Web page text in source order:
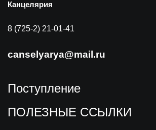
Канцелярия
8 (725-2) 21-01-41
canselyarya@mail.ru
Поступление
ПОЛЕЗНЫЕ ССЫЛКИ